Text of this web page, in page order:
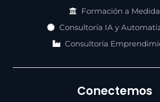
Formación a Medida
Consultoría IA y
Consultoría
Conectemos